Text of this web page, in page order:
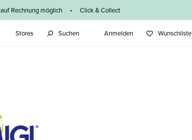
Rechnung möglich • Click & Collect
Stores Suchen Anmelden Wunschliste